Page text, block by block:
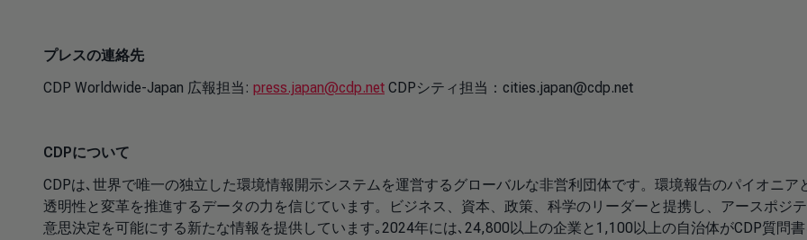
プレスの連絡先
CDP Worldwide-Japan 広報担当: press.japan@cdp.net CDPシティ担当：cities.japan@cdp.net
CDPについて
CDPは､世界で唯一の独立した環境情報開示システムを運営するグローバルな非営利団体です。環境報告のパイオニア
透明性と変革を推進するデータの力を信じています。ビジネス、資本、政策、科学のリーダーと提携し、アースポジ
意思決定を可能にする新たな情報を提供しています｡2024年には､24,800以上の企業と1,100以上の自治体がCDP質問